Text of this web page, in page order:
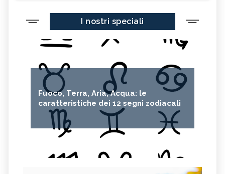
I nostri speciali
Fuoco, Terra, Aria, Acqua: le
caratteristiche dei 12 segni zodiacali